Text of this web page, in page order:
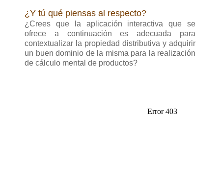
¿Y tú qué piensas al respecto?
¿Crees que la aplicación interactiva que se
ofrece a continuación es adecuada para
contextualizar la propiedad distributiva y adquirir
un buen dominio de la misma para la realización
de cálculo mental de productos?